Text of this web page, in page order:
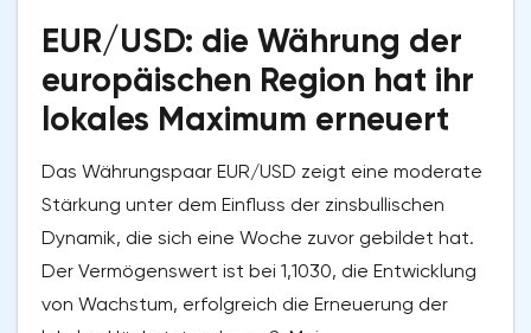
EUR/USD: die Währung der
europäischen Region hat ihr
lokales Maximum erneuert
Das Währungspaar EUR/USD zeigt eine moderate
Stärkung unter dem Einfluss der zinsbullischen
Dynamik, die sich eine Woche zuvor gebildet hat.
Der Vermögenswert ist bei 1,1030, die Entwicklung
von Wachstum, erfolgreich die Erneuerung der